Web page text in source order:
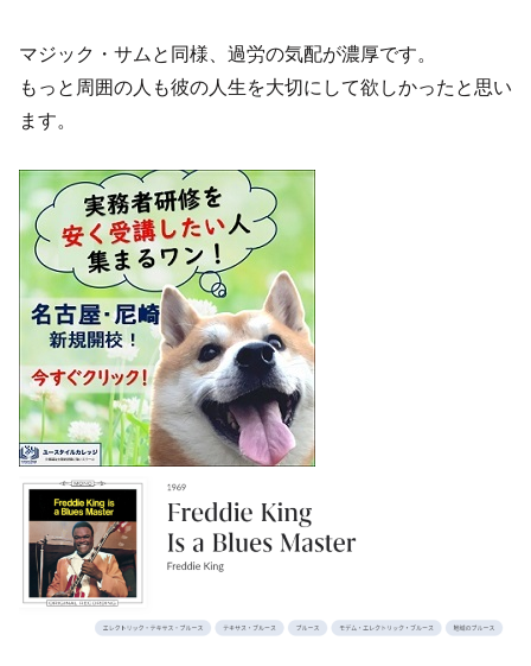
マジック・サムと同様、過労の気配が濃厚です。
もっと周囲の人も彼の人生を大切にして欲しかったと思い
ます。